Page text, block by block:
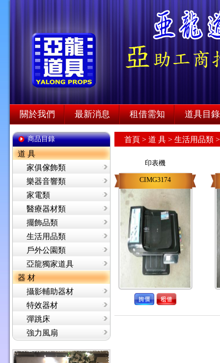
關於我們 最新消息 租借需知 道具目錄
商品目錄
道 具
家俱傢飾類
樂器音響類
家電類
醫療器材類
擺飾品類
生活用品類
戶外公園類
亞龍獨家道具
器 材
攝影輔助器材
特效器材
彈跳床
強力風扇
首頁 > 道 具 > 生活用品類
印表機
CIMG3174